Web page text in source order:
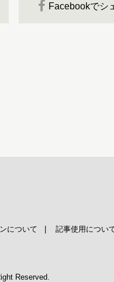
Facebookでシ
について 記事使用につい
Reserved.